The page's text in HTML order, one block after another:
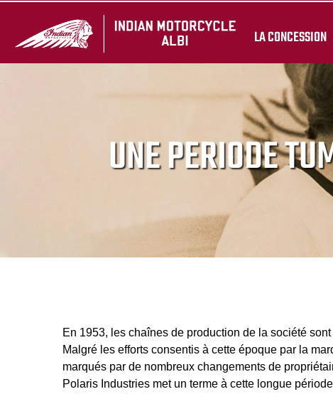
LA CONCESSION
UNE PERIODE
En 1953, les chaînes de production de la société
Malgré les efforts consentis à cette époque par la
marqués par de nombreux changements de
Polaris Industries met un terme à cette longue